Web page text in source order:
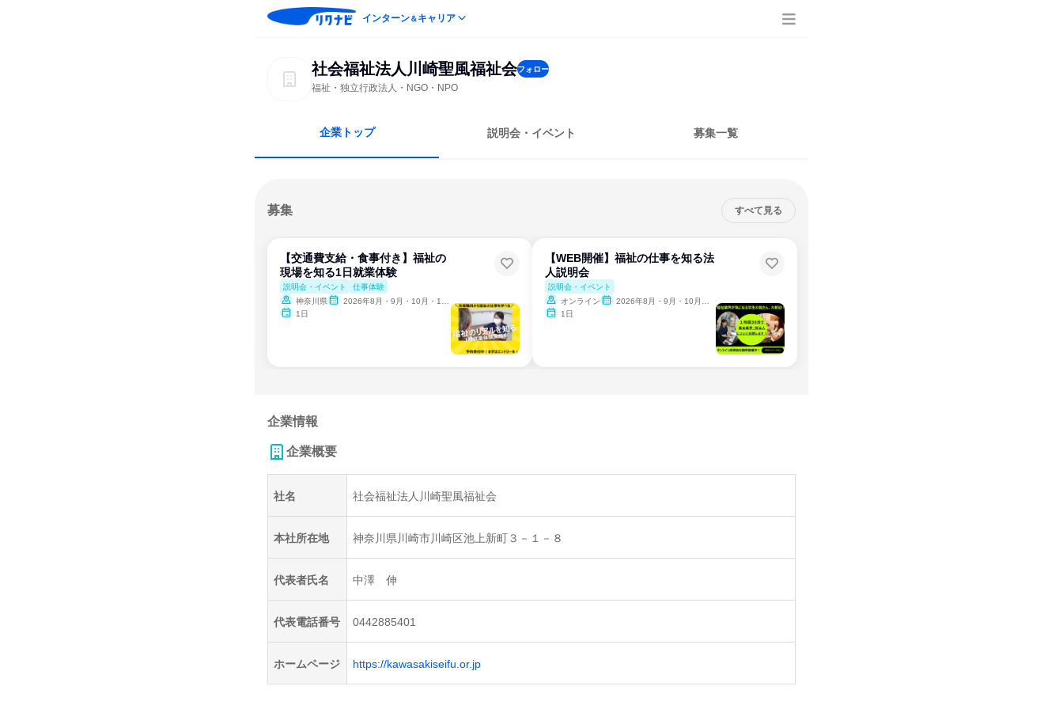
インターン＆キャリア
社会福祉法人川崎聖風福祉会フォロー
福祉・独立行政法人・NGO・NPO
企業トップ 説明会・イベント 募集一覧
募集 すべて見る
【交通費支給・食事付き】福祉の
現場を知る1日就業体験
説明会・イベント
仕事体験
神奈川県
2026年8月・9月・10月・11月・12月、2027年1月
1日
【WEB開催】福祉の仕事を知る法
人説明会
説明会・イベント
オンライン
2026年8月・9月・10月・11月・12月、2027年1月
1日
企業情報
企業概要
社名 社会福祉法人川崎聖風福祉会
本社所在地 神奈川県川崎市川崎区池上新町３－１－８
代表者氏名 中澤 伸
代表電話番号 0442885401
ホームページ https://kawasakiseifu.or.jp